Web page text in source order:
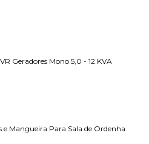
Geradores Mono 5,0 - 12 KVA
Mangueira Para Sala de Ordenha